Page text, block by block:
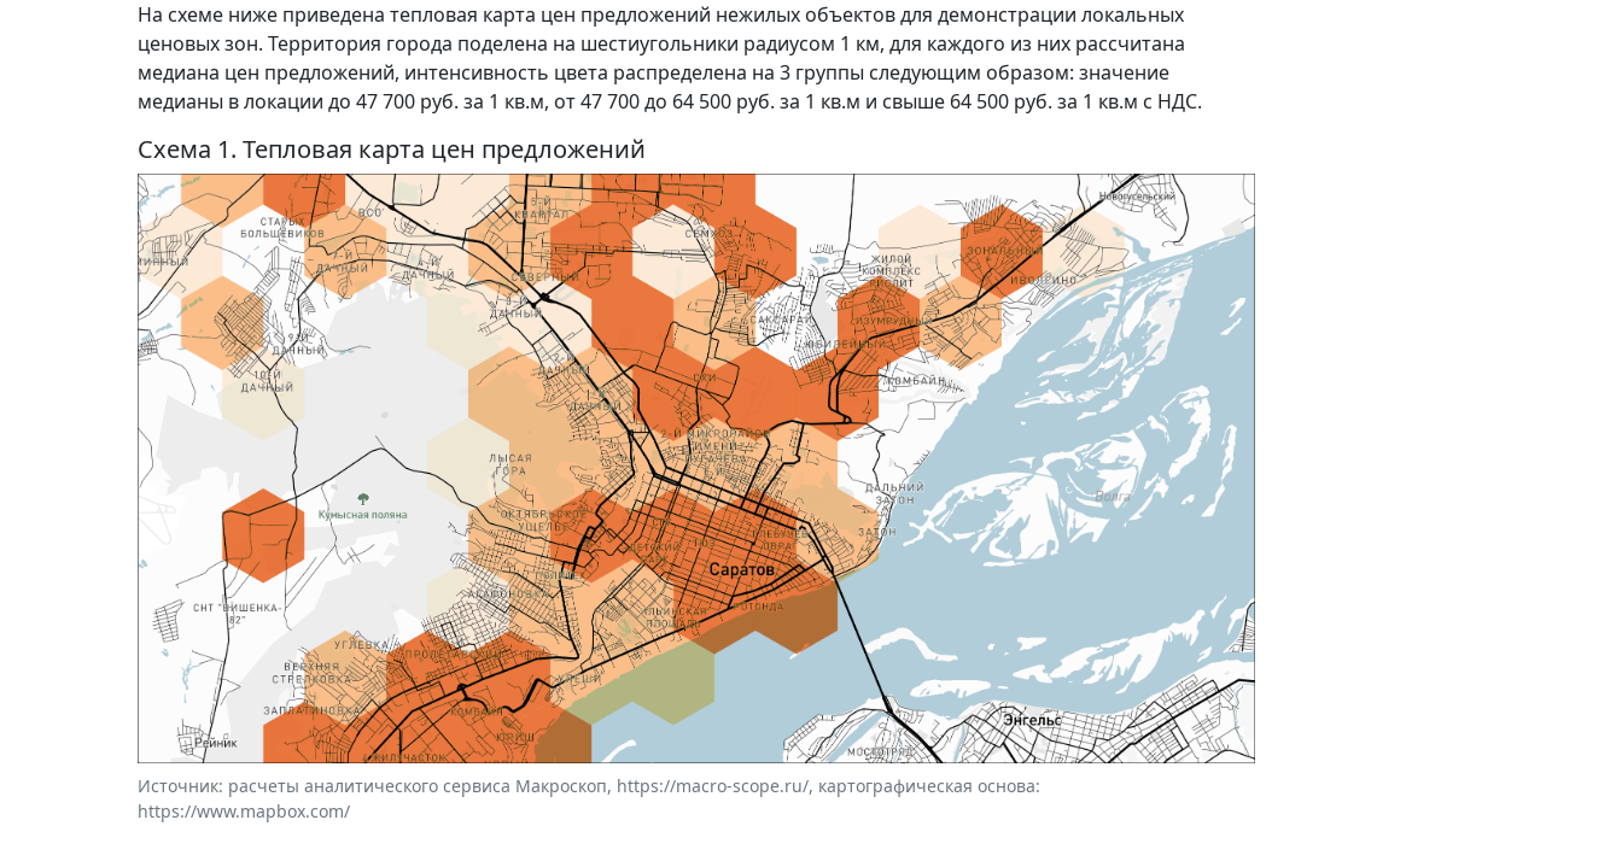
На схеме ниже приведена тепловая карта цен предложений нежилых объектов для демонстрации локальных
ценовых зон. Территория города поделена на шестиугольники радиусом 1 км, для каждого из них рассчитана
медиана цен предложений, интенсивность цвета распределена на 3 группы следующим образом: значение
медианы в локации до 47 700 руб. за 1 кв.м, от 47 700 до 64 500 руб. за 1 кв.м и свыше 64 500 руб. за 1 кв.м с НДС.
Схема 1. Тепловая карта цен предложений
Источник: расчеты аналитического сервиса Макроскоп, https://macro-scope.ru/, картографическая основа:
https://www.mapbox.com/